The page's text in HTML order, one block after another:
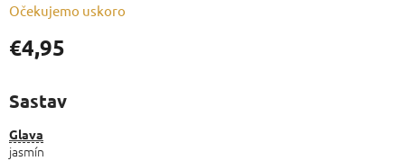
€4,95
Izmjeri
Očekujemo uskoro
Sastav
Glava
jasmín